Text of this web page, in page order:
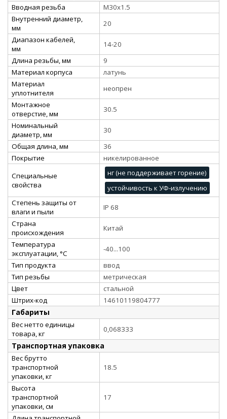
Вводная резьба
M30x1.5
Внутренний диаметр,
мм
20
Диапазон кабелей,
мм
14-20
Длина резьбы, мм
9
Материал корпуса
латунь
Материал
уплотнителя
неопрен
Монтажное
отверстие, мм
30.5
Номинальный
диаметр, мм
30
Общая длина, мм
36
Покрытие
никелированное
Специальные
свойства
нг (не поддерживает горение)
устойчивость к УФ-излучению
Степень защиты от
влаги и пыли
IP 68
Страна
происхождения
Китай
Температура
эксплуатации, °С
-40...100
Тип продукта
ввод
Тип резьбы
метрическая
Цвет
стальной
Штрих-код
14610119804777
Габариты
Вес нетто единицы
товара, кг
0,068333
Транспортная упаковка
Вес брутто
транспортной
упаковки, кг
18.5
Высота
транспортной
упаковки, см
17